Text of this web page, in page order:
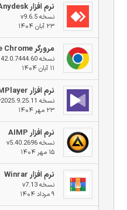
نرم افزار Anydesk
نسخه v9.6.5
۲۳ آبان ۱۴۰۴
مرورگر Google Chrome
نسخه v142.0.7444.60
۱۱ آبان ۱۴۰۴
نرم افزار KMPlayer
نسخه v2025.9.25.11 و v4.2.3.28
۲۳ مهر ۱۴۰۴
نرم افزار AIMP
نسخه v5.40.2696
۱۵ مهر ۱۴۰۴
نرم افزار Winrar
نسخه v7.13
۹ مرداد ۱۴۰۴